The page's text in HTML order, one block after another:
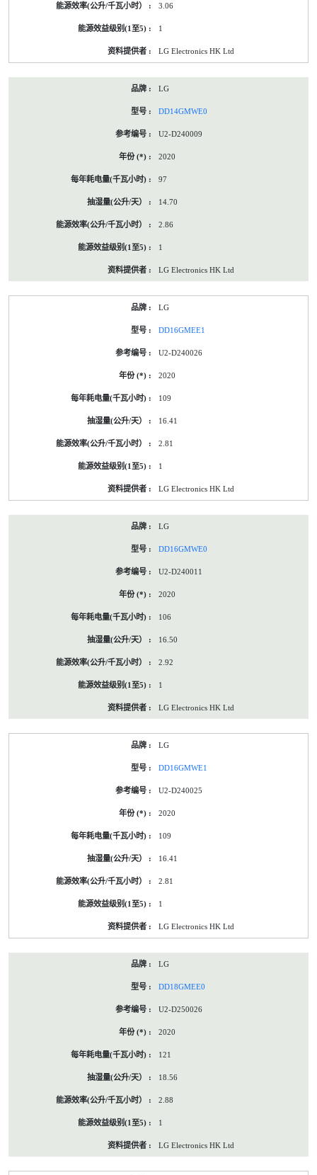
3.06
1
LG Electronics HK Ltd
LG
DD14GMWE0
U2-D240009
2020
97
14.70
2.86
1
LG Electronics HK Ltd
LG
DD16GMEE1
U2-D240026
2020
109
16.41
2.81
1
LG Electronics HK Ltd
LG
DD16GMWE0
U2-D240011
2020
106
16.50
2.92
1
LG Electronics HK Ltd
LG
DD16GMWE1
U2-D240025
2020
109
16.41
2.81
1
LG Electronics HK Ltd
LG
DD18GMEE0
U2-D250026
2020
121
18.56
2.88
1
LG Electronics HK Ltd